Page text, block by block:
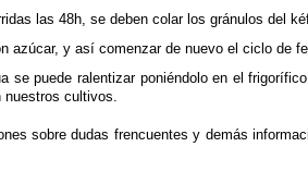
las 48h, se deben colar los gránulos del
azúcar, y así comenzar de nuevo el ciclo de
se puede ralentizar poniéndolo en el
cultivos.
sobre dudas frencuentes y demás